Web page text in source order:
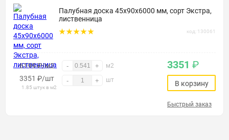
Палубная доска 45х90х6000 мм, сорт Экстра,
лиственница
код: 130061
6199 ₽/м2 - + м2
3351 ₽/шт
1.85 штук в м2
- + шт
3351 ₽
В корзину
Быстрый заказ